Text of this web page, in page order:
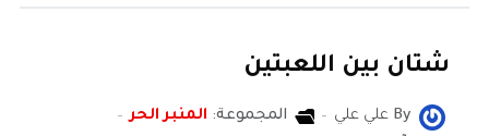
شتان بين اللعبتين
By علي علي المجموعة: المنبر الحر